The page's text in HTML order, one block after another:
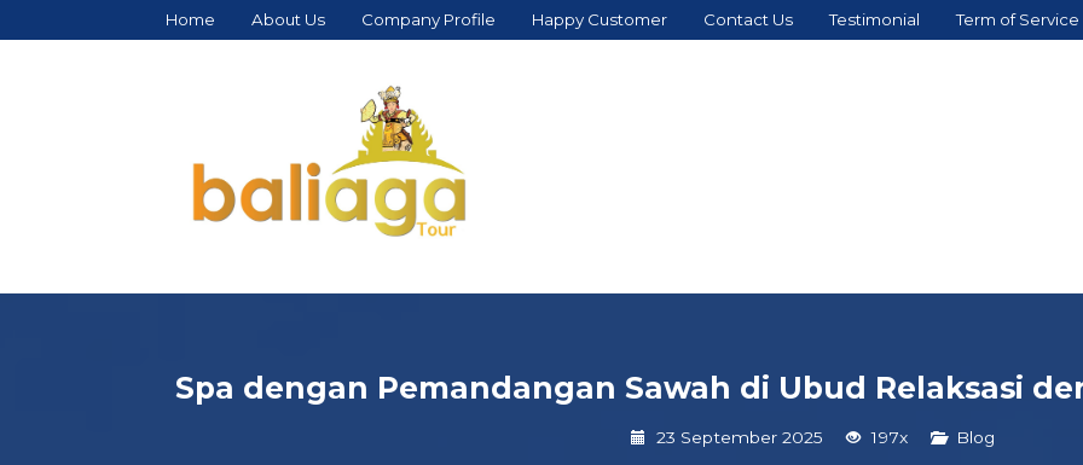
Home About Us Company Profile Happy Customer Contact Us Testimonial Term of Service
Spa dengan Pemandangan Sawah di Ubud Relaksasi
23 September 2025 197x Blog